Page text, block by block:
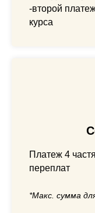
-второй
курса
Платеж 4
переплат
*Макс. сумма